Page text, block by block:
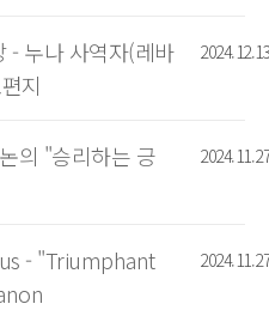
- 누나 사역자(레바
지
2024.12.13
의 "승리하는 긍
2024.11.27
- "Triumphant
2024.11.27